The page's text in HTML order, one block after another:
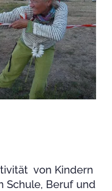
von Kindern
Schule, Beruf und